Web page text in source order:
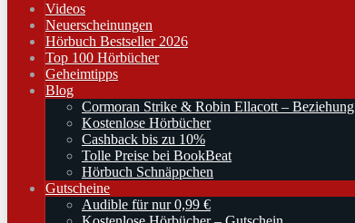
Videos
Neuerscheinungen
Hörbuch Bestseller 2026
Top 100 Hörbücher
Geheimtipps
Blog
Cormoran Strike & Robin Ellacott – Beziehung
Kostenlose Hörbücher
Cashback bis zu 10%
Tolle Preise bei BookBeat
Hörbuch Schnäppchen
Gutscheine
Audible für nur 0,99 €